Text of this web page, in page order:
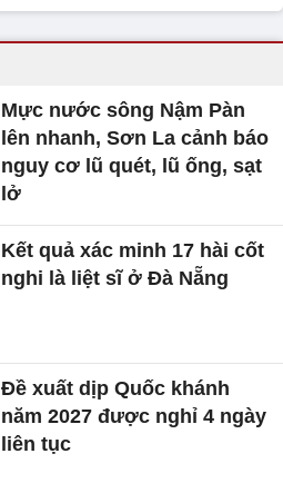
Mực nước sông Nậm Pàn
lên nhanh, Sơn La cảnh báo
nguy cơ lũ quét, lũ ống, sạt
lở
Kết quả xác minh 17 hài cốt
nghi là liệt sĩ ở Đà Nẵng
Đề xuất dịp Quốc khánh
năm 2027 được nghỉ 4 ngày
liên tục